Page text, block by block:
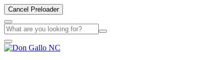
Cancel Preloader